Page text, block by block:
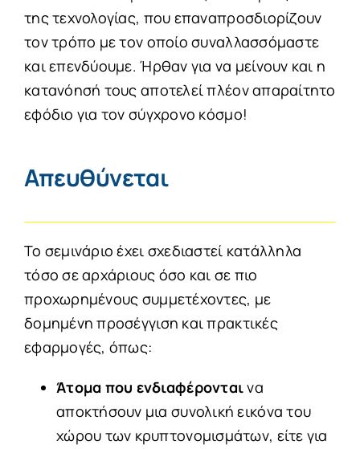
της τεχνολογίας, που επαναπροσδιορίζουν
τον τρόπο με τον οποίο συναλλασσόμαστε
και επενδύουμε. Ήρθαν για να μείνουν και η
κατανόησή τους αποτελεί πλέον απαραίτητο
εφόδιο για τον σύγχρονο κόσμο!
Απευθύνεται
Το σεμινάριο έχει σχεδιαστεί κατάλληλα
τόσο σε αρχάριους όσο και σε πιο
προχωρημένους συμμετέχοντες, με
δομημένη προσέγγιση και πρακτικές
εφαρμογές, όπως:
Άτομα που ενδιαφέρονταινα
αποκτήσουν μια συνολική εικόνα του
χώρου των κρυπτονομισμάτων, είτε για